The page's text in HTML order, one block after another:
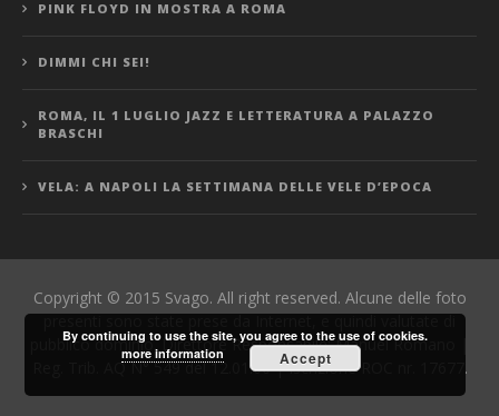
PINK FLOYD IN MOSTRA A ROMA
DIMMI CHI SEI!
ROMA, IL 1 LUGLIO JAZZ E LETTERATURA A PALAZZO
BRASCHI
VELA: A NAPOLI LA SETTIMANA DELLE VELE D’EPOCA
Copyright © 2015 Svago. All right reserved. Alcune delle foto
pubblico dominio. Direttore Responsabile: Manuel Romano |
Reg. Trib. AQ N° 549 del 12.01.06 | Iscrizione ROC nr. 17677.
By continuing to use the site, you agree to the use of cookies.
more information
Accept